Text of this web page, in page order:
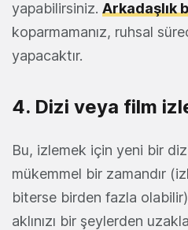
yapabilirsiniz. Arkadaşlık
koparmamanız, ruhsal
yapacaktır.
4. Dizi veya film
Bu, izlemek için yeni bir
mükemmel bir zamandır
biterse birden fazla
aklınızı bir şeylerden